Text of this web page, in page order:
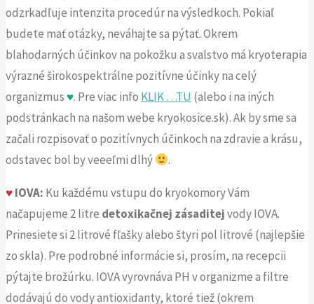
odzrkadľuje intenzita procedúr na výsledkoch. Pokiaľ
budete mať otázky, neváhajte sa pýtať. Okrem
blahodarných účinkov na pokožku a svalstvo má kryoterapia
výrazné širokospektrálne pozitívne účinky na celý
organizmus ♥. Pre viac info KLIK …TU (alebo i na iných
podstránkach na našom webe kryokosice.sk). Ak by sme sa
začali rozpisovať o pozitívnych účinkoch na zdravie a krásu,
odstavec bol by veeeľmi dlhý
.
♥IOVA: Ku každému vstupu do kryokomory Vám
načapujeme 2 litre detoxikačnej zásaditejvody IOVA.
Prinesiete si 2 litrové fľašky alebo štyri pol litrové (najlepšie
zo skla). Pre podrobné informácie si, prosím, na recepcii
pýtajte brožúrku. IOVA vyrovnáva PH v organizme a filtre
dodávajú do vody antioxidanty, ktoré tiež (okrem